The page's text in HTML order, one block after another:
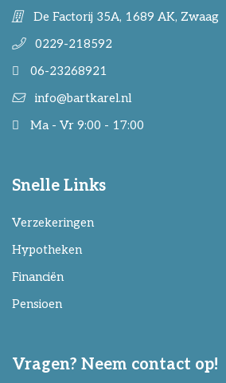
De Factorij 35A, 1689 AK, Zwaag
0229-218592
06-23268921
info@bartkarel.nl
Ma - Vr 9:00 - 17:00
Snelle Links
Verzekeringen
Hypotheken
Financiën
Pensioen
Vragen? Neem contact op!